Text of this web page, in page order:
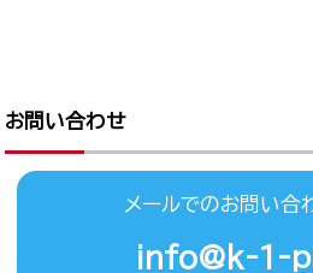
お問い合わせ
メールでのお問い合
info@k-1-